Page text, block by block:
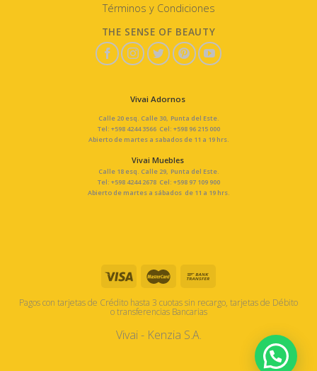
Términos y Condiciones
THE SENSE OF BEAUTY
Vivai Adornos
Calle 20 esq. Calle 30, Punta del Este.
Tel: +598 4244 3566 Cel: +598 96 215 000
Abierto de martes a sabados de 11 a 19 hrs.
Vivai Muebles
Calle 18 esq. Calle 29, Punta del Este.
Tel: +598 4244 2678 Cel: +598 97 109 900
Abierto de martes a sábados de 11 a 19 hrs.
Pagos con tarjetas de Crédito hasta 3 cuotas sin recargo, tarjetas de Débito
o transferencias Bancarias
Vivai - Kenzia S.A.